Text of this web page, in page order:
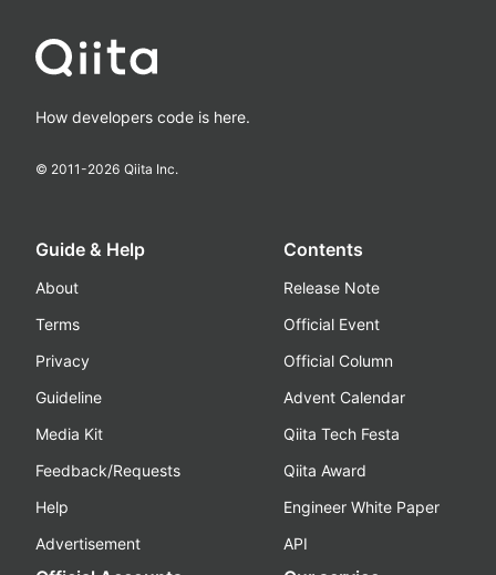
How developers code is here.
© 2011-2026 Qiita Inc.
Guide & Help
About
Terms
Privacy
Guideline
Media Kit
Feedback/Requests
Help
Advertisement
Contents
Release Note
Official Event
Official Column
Advent Calendar
Qiita Tech Festa
Qiita Award
Engineer White Paper
API